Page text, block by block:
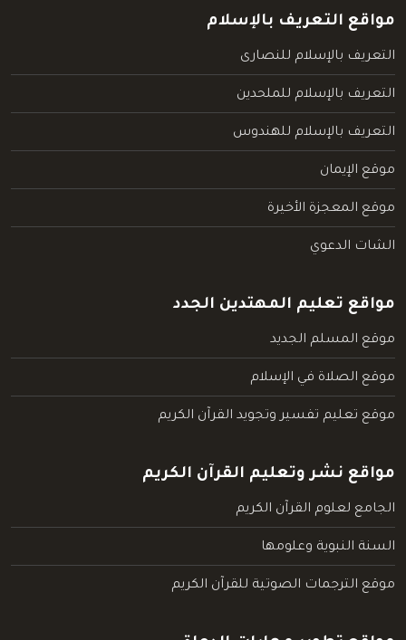
مواقع التعريف بالإسلام
التعريف بالإسلام للنصارى
التعريف بالإسلام للملحدين
التعريف بالإسلام للهندوس
موقع الإيمان
موقع المعجزة الأخيرة
الشات الدعوي
مواقع تعليم المهتدين الجدد
موقع المسلم الجديد
موقع الصلاة في الإسلام
موقع تعليم تفسير وتجويد القرآن الكريم
مواقع نشر وتعليم القرآن الكريم
الجامع لعلوم القرآن الكريم
السنة النبوية وعلومها
موقع الترجمات الصوتية للقرآن الكريم